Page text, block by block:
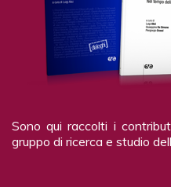
Sono qui raccolti i
gruppo di ricerca e studio